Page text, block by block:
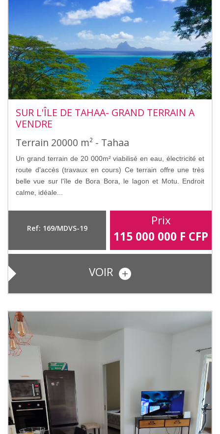
SUR L'ÎLE DE TAHAA- GRAND TERRAIN A
VENDRE
Terrain 20000 m² - Tahaa
Un grand terrain de 20 000m² viabilisé en eau, électricité et
route d'accès (travaux en cours) Ce terrain offre une très
belle vue sur l'île de Bora Bora, le lagon et Motu. Endroit
calme, idéale...
Ref: 169/MDVS-19
Prix
115 000 000 F CFP
VOIR